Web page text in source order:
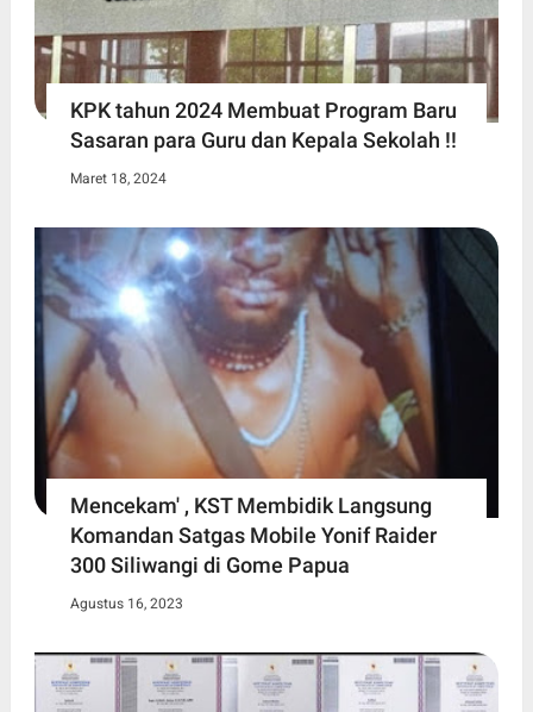
KPK tahun 2024 Membuat Program Baru
Sasaran para Guru dan Kepala Sekolah !!
Maret 18, 2024
Mencekam' , KST Membidik Langsung
Komandan Satgas Mobile Yonif Raider
300 Siliwangi di Gome Papua
Agustus 16, 2023